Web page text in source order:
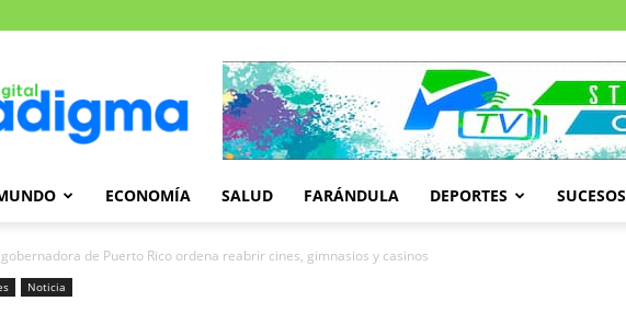
Paradigma
ECONOMÍA SALUD FARÁNDULA DEPORTES SUCESOS
gobernadora de Puerto Rico ordena reabrir cines, gimnasios y casinos
Noticia